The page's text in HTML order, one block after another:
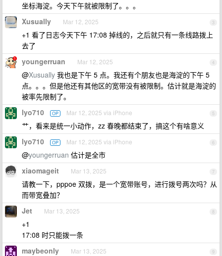
坐标海淀。今天下午就被限制了。。。
3
Xusually Mar 12, 2025
+1 看了日志今天下午 17:08 掉线的，之后就只有一条线路拨上
去了
4
youngerruan Mar 12, 2025
@Xusually 我也是下午 5 点。我还有个朋友也是海淀的下午 5
点。。。但是他还有其他区的宽带没有被限制。估计就是海淀的
被率先限制了。
5
lyo710 OP Mar 12, 2025 via iPhone
艹，看来是统一小动作，zz 春晚都结束了，搞这个有啥意义
6
lyo710 OP Mar 12, 2025 via iPhone
@youngerruan 估计是全市
7
xiaomageit Mar 13, 2025
请教一下，pppoe 双拨，是一个宽带账号，进行拨号两次吗？从
而带宽叠加？
8
Jet Mar 13, 2025
+1
17:08 时只能拨一条
9
maybeonly Mar 13, 2025